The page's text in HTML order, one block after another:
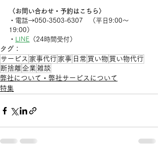
〈お問い合わせ・予約はこちら〉
・電話→050-3503-6307　（平日9:00〜
19:00）
・
LINE （24時間受付）
タグ：
サービス 家事代行 家事 日常 買い物 買い物代行
断捨離 企業 雑談
弊社について・弊社サービスについて
特集